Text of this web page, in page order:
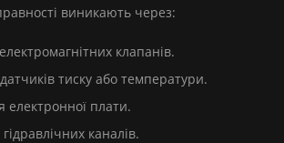
виникають через:
клапанів.
датчиків тиску або температури.
плати.
каналів.